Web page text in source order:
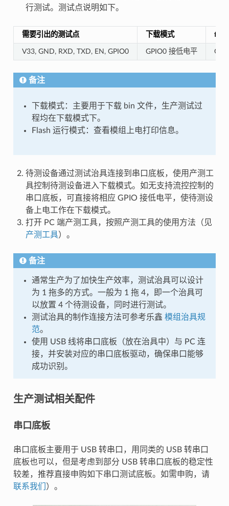
行测试。测试点说明如下。
需要引出的测试点 下载模式
V33, GND, RXD, TXD, EN, GPIO0 GPIO0 接低电平
备注
下载模式：主要用于下载 bin 文件，生产测试过
程均在下载模式下。
Flash 运行模式：查看模组上电打印信息。
待测设备通过测试治具连接到串口底板，使用产测工
具控制待测设备进入下载模式。如无支持流控控制的
串口底板，可直接将相应 GPIO 接低电平，使待测设
备上电工作在下载模式。
打开 PC 端产测工具，按照产测工具的使用方法（见
产测工具）。
备注
通常生产为了加快生产效率，测试治具可以设计
为 1 拖多的方式。一般为 1 拖 4，即一个治具可
以放置 4 个待测设备，同时进行测试。
测试治具的制作连接方法可参考乐鑫 模组治具规
范。
使用 USB 线将串口底板（放在治具中）与 PC 连
接，并安装对应的串口底板驱动，确保串口能够
成功识别。
生产测试相关配件
串口底板
串口底板主要用于 USB 转串口，用同类的 USB 转串口
底板也可以，但是考虑到部分 USB 转串口底板的稳定性
较差，推荐直接申购如下串口测试底板。如需申购，请
联系我们 ）。